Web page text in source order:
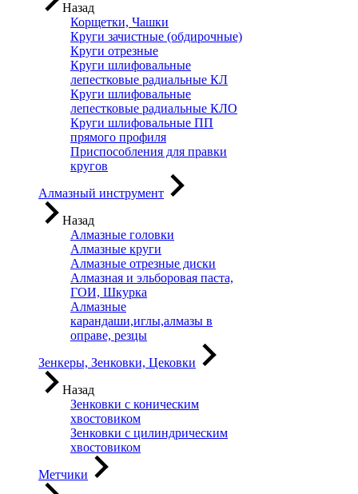
Назад
Корщетки, Чашки
Круги зачистные (обдирочные)
Круги отрезные
Круги шлифовальные
лепестковые радиальные КЛ
Круги шлифовальные
лепестковые радиальные КЛО
Круги шлифовальные ПП
прямого профиля
Приспособления для правки
кругов
Алмазный инструмент
Назад
Алмазные головки
Алмазные круги
Алмазные отрезные диски
Алмазная и эльборовая паста,
ГОИ, Шкурка
Алмазные
карандаши,иглы,алмазы в
оправе, резцы
Зенкеры, Зенковки, Цековки
Назад
Зенковки с коническим
хвостовиком
Зенковки с цилиндрическим
хвостовиком
Метчики